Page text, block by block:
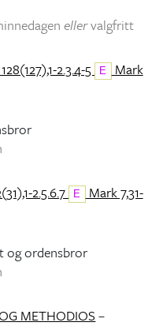
ellervalgfritt
2.3.4-5 E Mark
2.5.6.7 E Mark 7,31-
og ordensbror
METHODIOS –